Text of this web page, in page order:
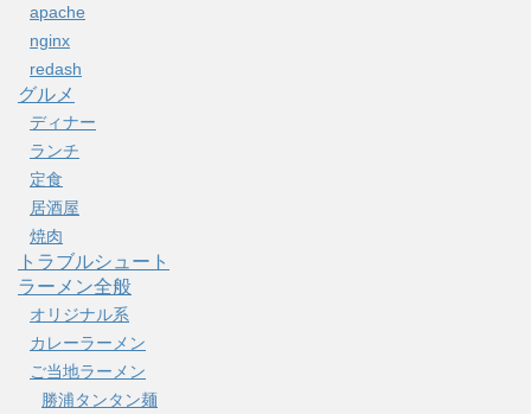
apache
nginx
redash
グルメ
ディナー
ランチ
定食
居酒屋
焼肉
トラブルシュート
ラーメン全般
オリジナル系
カレーラーメン
ご当地ラーメン
勝浦タンタン麺